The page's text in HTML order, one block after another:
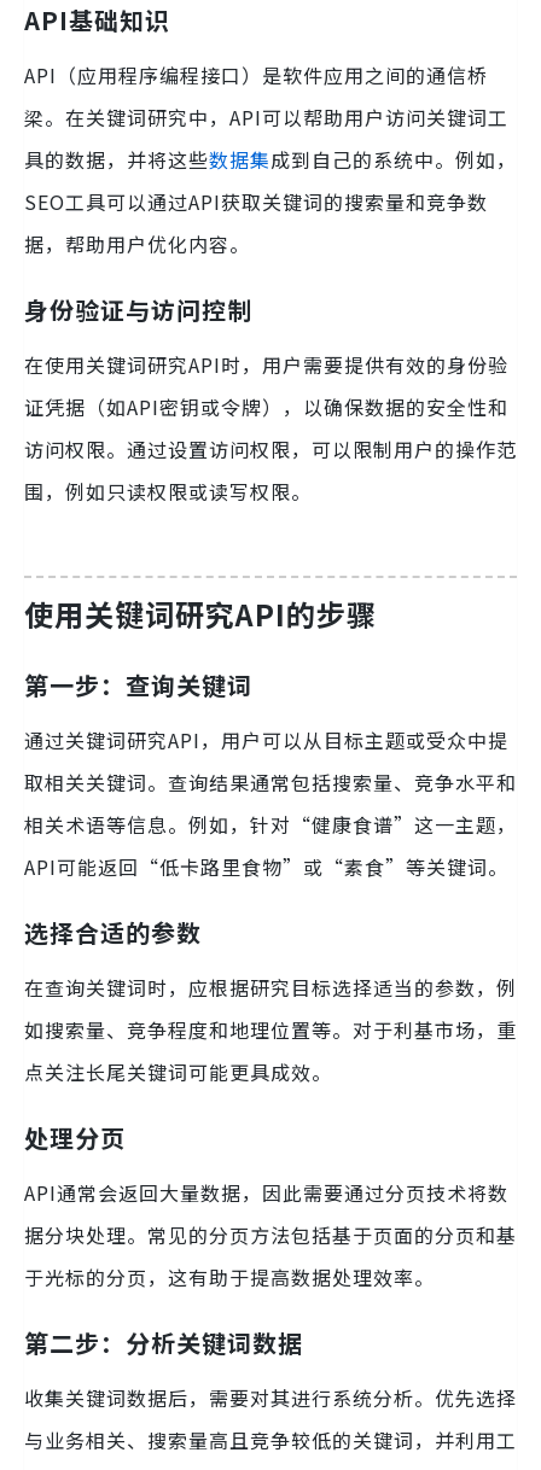
API基础知识
API（应用程序编程接口）是软件应用之间的通信桥
梁。在关键词研究中，API可以帮助用户访问关键词工
具的数据，并将这些数据集成到自己的系统中。例如，
SEO工具可以通过API获取关键词的搜索量和竞争数
据，帮助用户优化内容。
身份验证与访问控制
在使用关键词研究API时，用户需要提供有效的身份验
证凭据（如API密钥或令牌），以确保数据的安全性和
访问权限。通过设置访问权限，可以限制用户的操作范
围，例如只读权限或读写权限。
使用关键词研究API的步骤
第一步：查询关键词
通过关键词研究API，用户可以从目标主题或受众中提
取相关关键词。查询结果通常包括搜索量、竞争水平和
相关术语等信息。例如，针对“健康食谱”这一主题，
API可能返回“低卡路里食物”或“素食”等关键词。
选择合适的参数
在查询关键词时，应根据研究目标选择适当的参数，例
如搜索量、竞争程度和地理位置等。对于利基市场，重
点关注长尾关键词可能更具成效。
处理分页
API通常会返回大量数据，因此需要通过分页技术将数
据分块处理。常见的分页方法包括基于页面的分页和基
于光标的分页，这有助于提高数据处理效率。
第二步：分析关键词数据
收集关键词数据后，需要对其进行系统分析。优先选择
与业务相关、搜索量高且竞争较低的关键词，并利用工